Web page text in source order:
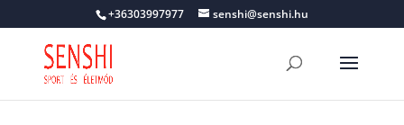
+36303997977 senshi@senshi.hu